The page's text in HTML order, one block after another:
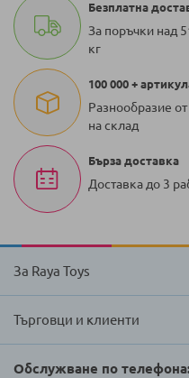
Безплатна
За поръчки над
кг
100 000 +
Разнообразие
на склад
Бърза доставка
Доставка до 3
За Raya Toys
Търговци и клиенти
Обслужване по